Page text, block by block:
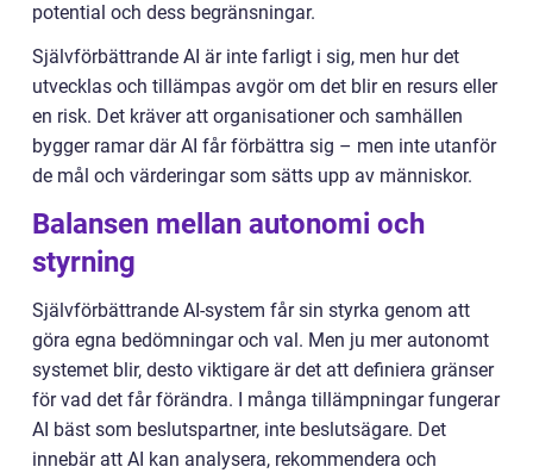
potential och dess begränsningar.
Självförbättrande AI är inte farligt i sig, men hur det
utvecklas och tillämpas avgör om det blir en resurs eller
en risk. Det kräver att organisationer och samhällen
bygger ramar där AI får förbättra sig – men inte utanför
de mål och värderingar som sätts upp av människor.
Balansen mellan autonomi och
styrning
Självförbättrande AI-system får sin styrka genom att
göra egna bedömningar och val. Men ju mer autonomt
systemet blir, desto viktigare är det att definiera gränser
för vad det får förändra. I många tillämpningar fungerar
AI bäst som beslutspartner, inte beslutsägare. Det
innebär att AI kan analysera, rekommendera och